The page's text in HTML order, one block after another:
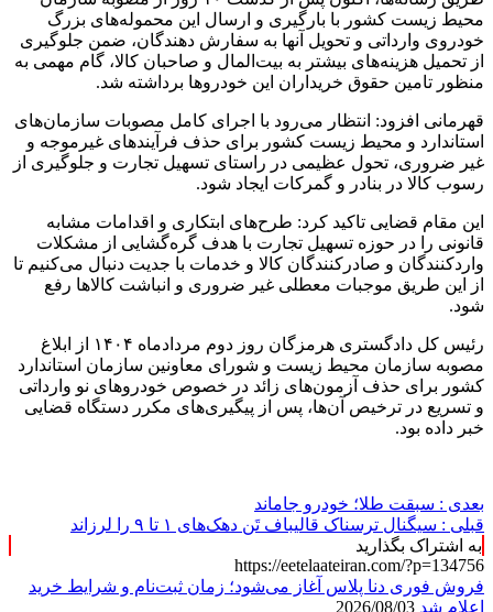
محیط زیست کشور با بارگیری و ارسال این محموله‌های بزرگ
خودروی وارداتی و تحویل آنها به سفارش دهندگان، ضمن جلوگیری
از تحمیل هزینه‌های بیشتر به بیت‌المال و صاحبان کالا، گام مهمی به
منظور تامین حقوق خریداران این خودروها برداشته شد.
قهرمانی افزود: انتظار می‌رود با اجرای کامل مصوبات سازمان‌های
استاندارد و محیط زیست کشور برای حذف فرآیندهای غیرموجه و
غیر ضروری، تحول عظیمی در راستای تسهیل تجارت و جلوگیری از
رسوب کالا در بنادر و گمرکات ایجاد شود.
این مقام قضایی تاکید کرد: طرح‌های ابتکاری و اقدامات مشابه
قانونی را در حوزه تسهیل تجارت با هدف گره‌گشایی از مشکلات
واردکنندگان و صادرکنندگان کالا و خدمات با جدیت دنبال می‌کنیم تا
از این طریق موجبات معطلی غیر ضروری و انباشت کالاها رفع
شود.
رئیس کل دادگستری هرمزگان روز دوم مردادماه ۱۴۰۴ از ابلاغ
مصوبه سازمان محیط زیست و شورای معاونین سازمان استاندارد
کشور برای حذف آزمون‌های زائد در خصوص خودروهای نو وارداتی
و تسریع در ترخیص آن‌ها، پس از پیگیری‌های مکرر دستگاه قضایی
خبر داده بود.
بعدی : سبقت طلا؛ خودرو جاماند
قبلی : سیگنال ترسناک قالیباف تَن دهک‌های ۱ تا ۹ را لرزاند
به اشتراک بگذارید
https://eetelaateiran.com/?p=134756
فروش فوری دنا پلاس آغاز می‌شود؛ زمان ثبت‌نام و شرایط خرید
اعلام شد